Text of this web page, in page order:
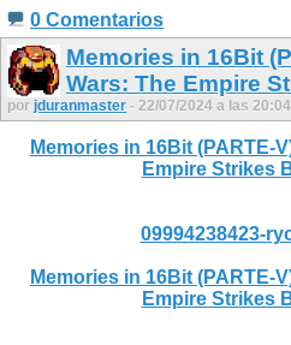
0 Comentarios
Memories in 16Bit
Wars: The Empire
por jduranmaster - 22/07/2024 a las
Memories in 16Bit (PARTE-
Empire Strikes
09994238423-
Memories in 16Bit (PARTE-
Empire Strikes